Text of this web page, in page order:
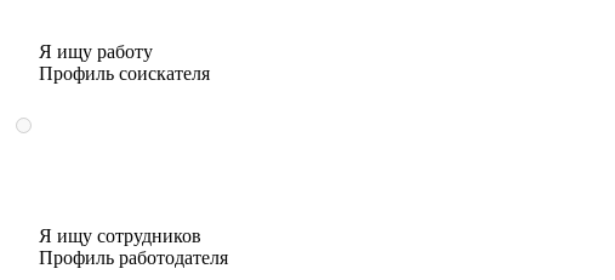
Я ищу работу
Профиль соискателя
Я ищу сотрудников
Профиль работодателя